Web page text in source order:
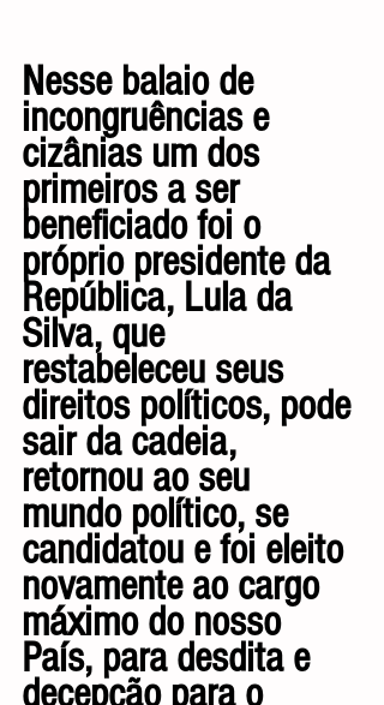
Nesse balaio de
incongruências e
cizânias um dos
primeiros a ser
beneficiado foi o
próprio presidente da
República, Lula da
Silva, que
restabeleceu seus
direitos políticos, pode
sair da cadeia,
retornou ao seu
mundo político, se
candidatou e foi eleito
novamente ao cargo
máximo do nosso
País, para desdita e
decepção para o